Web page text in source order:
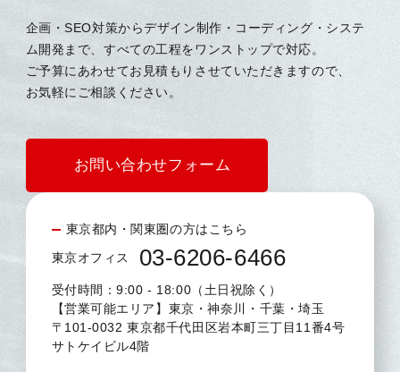
企画・SEO対策からデザイン制作・コーディング・システ
ム開発まで、すべての工程をワンストップで対応。
ご予算にあわせてお見積もりさせていただきますので、
お気軽にご相談ください。
お問い合わせフォーム
東京都内・関東圏の方はこちら
東京オフィス 03-6206-6466
受付時間：9:00 - 18:00（土日祝除く）
【営業可能エリア】東京・神奈川・千葉・埼玉
〒101-0032 東京都千代田区岩本町三丁目11番4号
サトケイビル4階